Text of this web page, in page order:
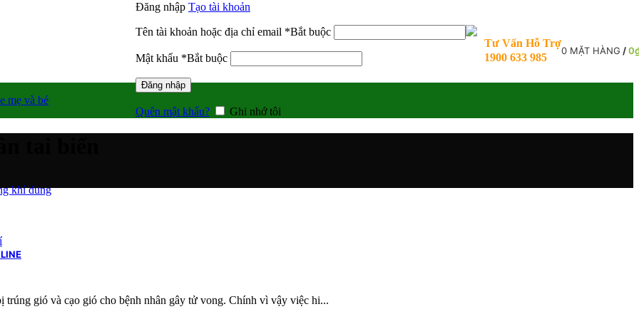
Đăng nhập Tạo tài khoản
Tên tài khoản hoặc địa chỉ email *Bắt buộc
Mật khẩu *Bắt buộc
Đăng nhập
Quên mật khẩu? Ghi nhớ tôi
Tư Vấn Hỗ Trợ
1900 633 985
0 MẶT HÀNG /0
mẹ và bé
khí dung
tai biến
gió và cạo gió cho bệnh nhân gây tử vong. Chính vì vậy việc hi...